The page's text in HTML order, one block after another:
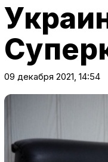
09 декабря 2021, 14:54